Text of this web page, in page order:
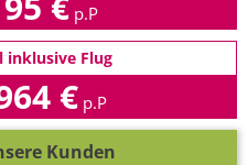
p.P
inklusive Flug
€ p.P
Kunden